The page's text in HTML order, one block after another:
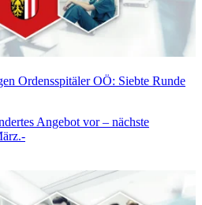
Ordensspitäler OÖ: Siebte Runde
Angebot vor – nächste